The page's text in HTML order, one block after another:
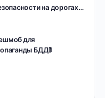
на дорогах…
для
БДД🚦